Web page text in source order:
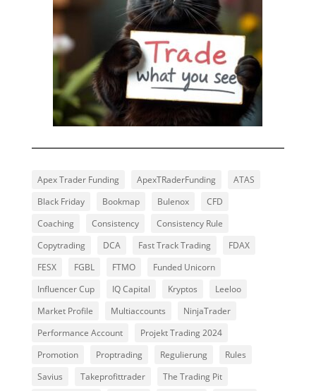
Apex Trader Funding ApexTRaderFunding
ATAS
Black Friday
Bookmap Bulenox
CFD
Coaching
Consistency
Consistency Rule
Copytrading
DCA Fast Track Trading
FDAX
FESX
FGBL FTMO
Funded Unicorn
Influencer Cup
IQ Capital Kryptos
Leeloo
Market Profile
Multiaccounts
NinjaTrader
Performance Account
Projekt Trading 2024
Promotion
Proptrading Regulierung
Rules
Savius
Takeprofittrader
The Trading Pit